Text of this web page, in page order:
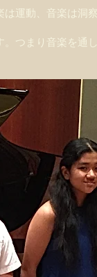
運動、音楽は洞
つまり音楽を通